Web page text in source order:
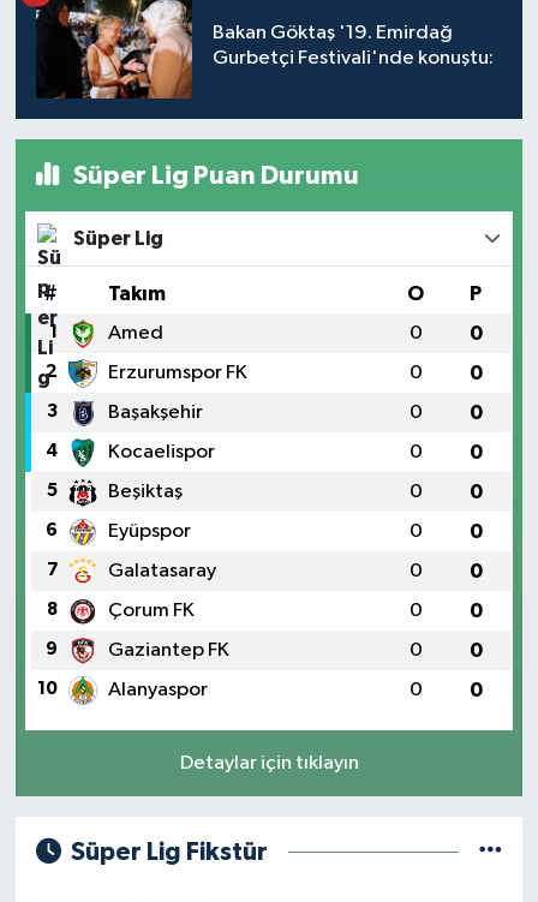
Bakan Göktaş '19. Emirdağ
Gurbetçi Festivali'nde konuştu:
Süper Lig Puan Durumu
Süper Lig
# Takım O P
1 Amed 0 0
2 Erzurumspor FK 0 0
3 Başakşehir 0 0
4 Kocaelispor 0 0
5 Beşiktaş 0 0
6 Eyüpspor 0 0
7 Galatasaray 0 0
8 Çorum FK 0 0
9 Gaziantep FK 0 0
10 Alanyaspor 0 0
Detaylar için tıklayın
Süper Lig Fikstür